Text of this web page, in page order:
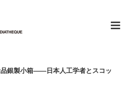
≡
銀製小箱――日本人工学者とスコッ